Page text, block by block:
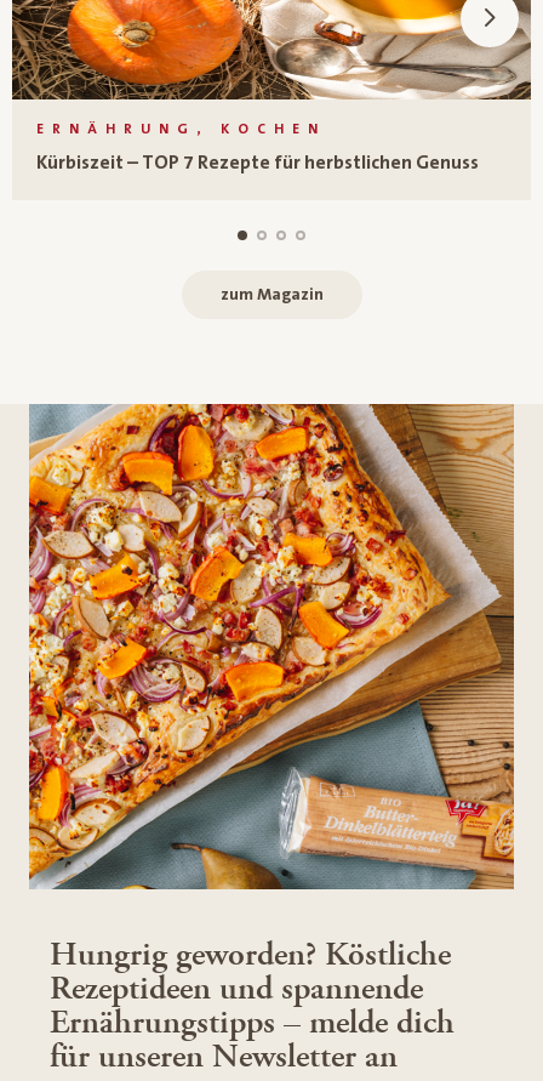
ERNÄHRUNG, KOCHEN
Kürbiszeit – TOP 7 Rezepte für herbstlichen Genuss
zum Magazin
Hungrig geworden? Köstliche
Rezeptideen und spannende
Ernährungstipps – melde dich
für unseren Newsletter an